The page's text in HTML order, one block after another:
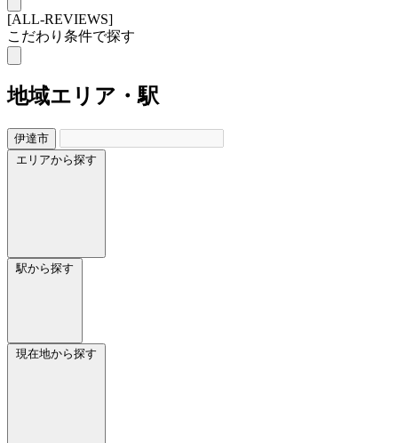
[ALL-REVIEWS]
こだわり条件で探す
地域エリア・駅
伊達市
エリアから探す
駅から探す
現在地から探す